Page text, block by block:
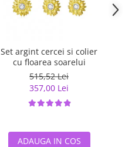
Set argint cercei si colier
cu floarea soarelui
515,52 Lei
357,00 Lei
ADAUGA IN COS